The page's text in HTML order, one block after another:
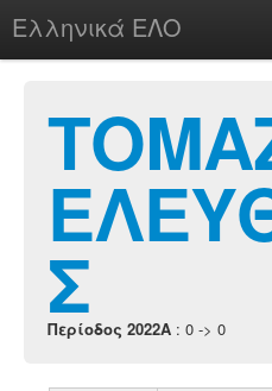
Ελληνικά ΕΛΟ
chesstu.be @ discord
LoginΣ
Περίοδος 2022A : 0 -> 0